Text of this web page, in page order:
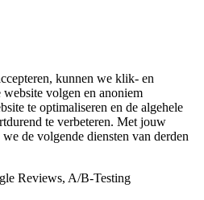
kunnen we klik- en
volgen en anoniem
te optimaliseren en de algehele
te verbeteren. Met jouw
de volgende diensten van derden
Reviews, A/B-Testing